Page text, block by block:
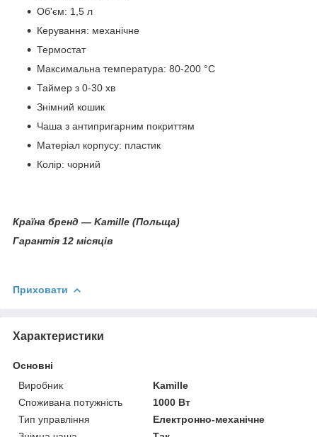
Об'єм: 1,5 л
Керування: механічне
Термостат
Максимальна температура: 80-200 °C
Таймер з 0-30 хв
Знімний кошик
Чаша з антипригарним покриттям
Матеріал корпусу: пластик
Колір: чорний
Країна бренд — Kamille (Польща)
Гарантія 12 місяців
Приховати
Характеристики
Основні
Виробник
Kamille
Споживана потужність
1000 Вт
Тип управління
Електронно-механічне